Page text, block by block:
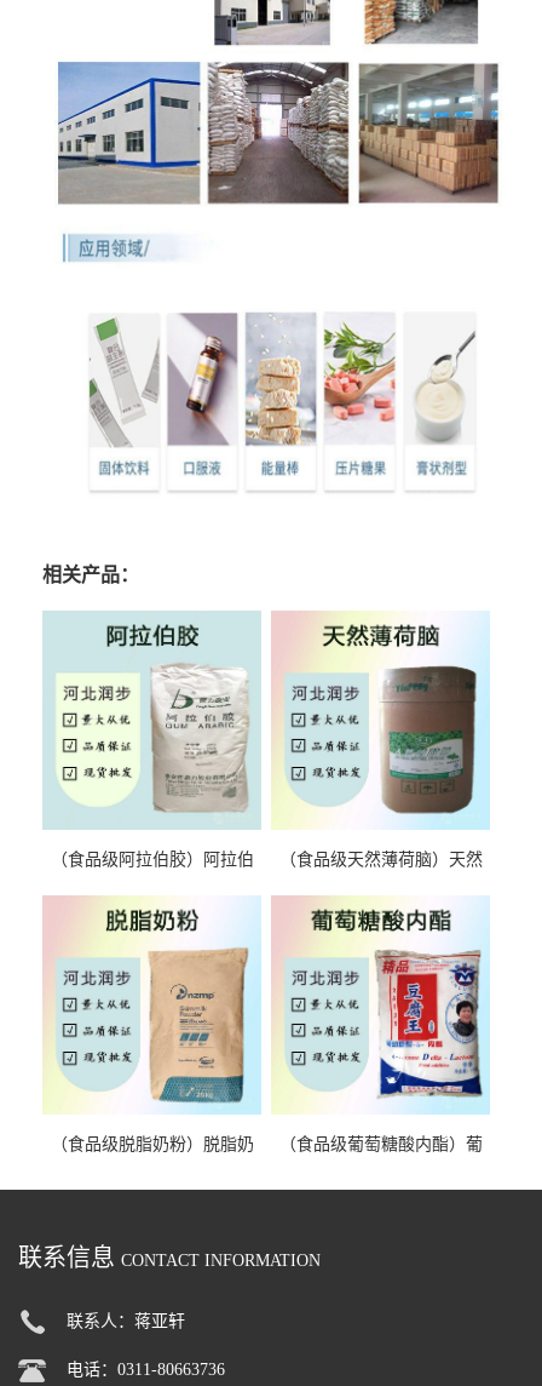
相关产品：
（食品级阿拉伯胶）阿拉伯
（食品级天然薄荷脑）天然
（食品级脱脂奶粉）脱脂奶
（食品级葡萄糖酸内酯）葡
联系信息 CONTACT INFORMATION
联系人：蒋亚轩
电话：0311-80663736